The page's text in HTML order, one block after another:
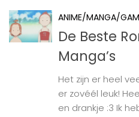
ANIME/MANGA/
De Beste
Manga’s
Het zijn er heel
er zovéél leuk!
en drankje :3 Ik